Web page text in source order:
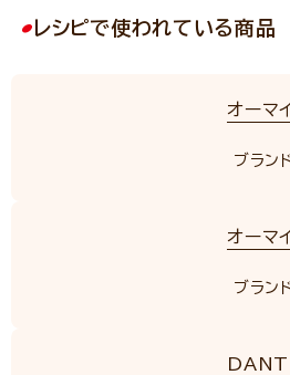
レシピで使われている商品
オーマ
ブラン
オーマ
ブラン